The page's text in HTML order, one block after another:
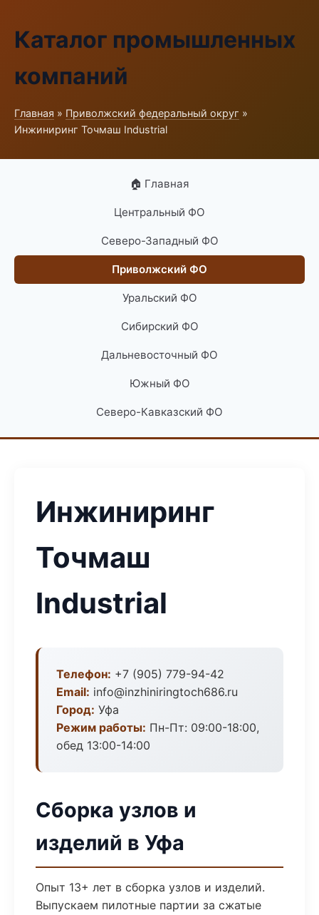
Каталог промышленных
компаний
Главная » Приволжский федеральный округ »
Инжиниринг Точмаш Industrial
🏠 Главная
Центральный ФО
Северо-Западный ФО
Приволжский ФО
Уральский ФО
Сибирский ФО
Дальневосточный ФО
Южный ФО
Северо-Кавказский ФО
Инжиниринг
Точмаш
Industrial
Телефон: +7 (905) 779-94-42
Email: info@inzhiniringtoch686.ru
Город: Уфа
Режим работы: Пн-Пт: 09:00-18:00,
обед 13:00-14:00
Сборка узлов и
изделий в Уфа
Опыт 13+ лет в сборка узлов и изделий.
Выпускаем пилотные партии за сжатые